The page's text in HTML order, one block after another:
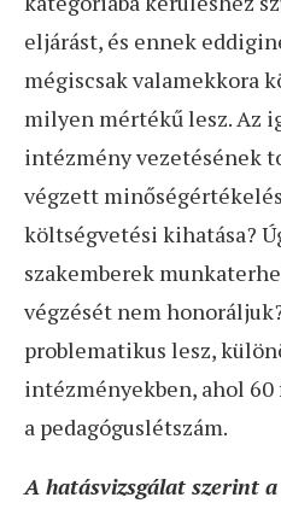
eljárást, és ennek
mégiscsak valamekkora
milyen mértékű lesz. Az
intézmény vezetésének
végzett
költségvetési kihatása?
szakemberek
végzését nem
problematikus lesz,
intézményekben, ahol
a pedagóguslétszám.
A hatásvizsgálat szerint